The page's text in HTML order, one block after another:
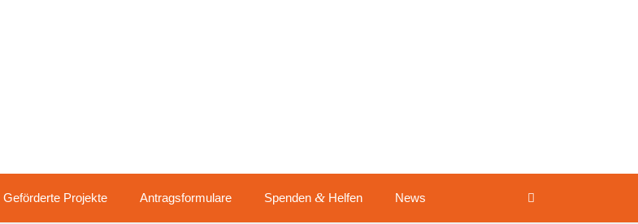
Geför­der­te Projekte Antrags­for­mu­la­re Spen­den &Helfen News